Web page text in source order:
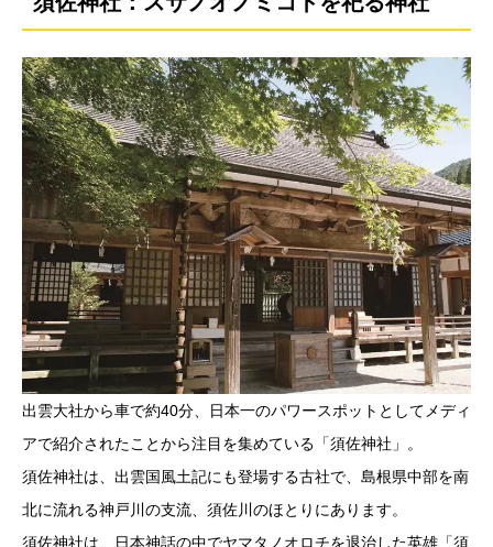
出雲大社から車で約40分、日本一のパワースポットとしてメディ
アで紹介されたことから注目を集めている「須佐神社」。
須佐神社は、出雲国風土記にも登場する古社で、島根県中部を南
北に流れる神戸川の支流、須佐川のほとりにあります。
須佐神社は、日本神話の中でヤマタノオロチを退治した英雄「須